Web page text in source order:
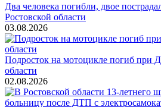
Два человека погибли, двое
Ростовской области
03.08.2026
Подросток на мотоцикле погиб при
области
02.08.2026